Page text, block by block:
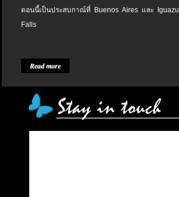
ตอนนี้เป็นประสบกาณ์ที่ Buenos Aires และ Iguazu
Falls
Read more